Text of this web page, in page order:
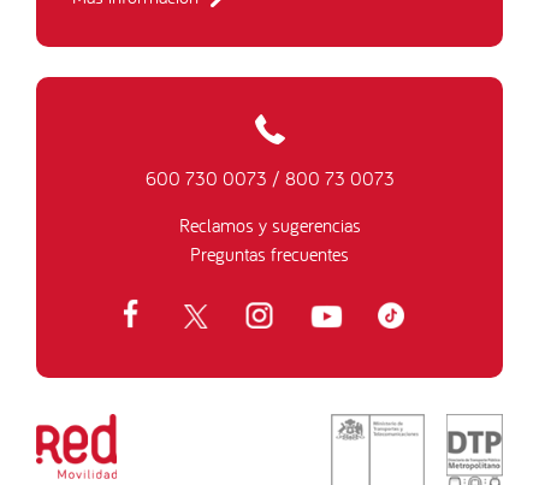
600 730 0073 / 800 73 0073
Reclamos y sugerencias
Preguntas frecuentes